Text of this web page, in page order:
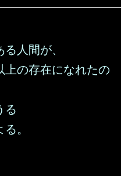
人間が、
上の存在になれたの
る
。